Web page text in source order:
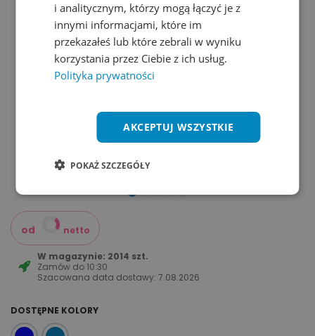
od netto
W magazynie: 2014 szt.
Zamów do10:30
Szacowana data dostawy:7.08.2026
DOSTĘPNE KOLORY
i analitycznym, którzy mogą łączyć je z
innymi informacjami, które im
przekazałeś lub które zebrali w wyniku
korzystania przez Ciebie z ich usług.
Polityka prywatności
AKCEPTUJ WSZYSTKIE
POKAŻ SZCZEGÓŁY